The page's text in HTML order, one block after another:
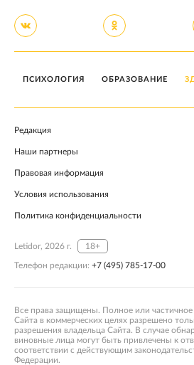
ПСИХОЛОГИЯ ОБРАЗОВАНИЕ
Редакция
Наши партнеры
Правовая информация
Условия использования
Политика конфиденциальности
Letidor, 2026 г. 18+
Телефон редакции: +7 (495) 785-17-00
Все права защищены. Полное или
Сайта в коммерческих целях разрешено
разрешения владельца Сайта. В случае
виновные лица могут быть привлечены к
соответствии с действующим
Федерации.